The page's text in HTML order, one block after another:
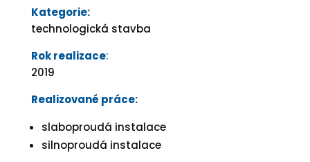
Kategorie:
technologická stavba
Rok realizace:
2019
Realizované práce:
slaboproudá instalace
silnoproudá instalace